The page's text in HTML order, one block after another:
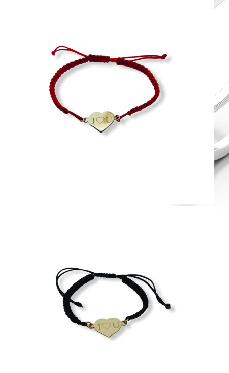
Diamond Line
Zásnubné prstne z kolekcie Diamonds line.